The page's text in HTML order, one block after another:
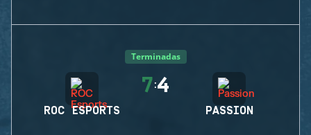
Terminadas
ROC ESPORTS
7:4
PASSION